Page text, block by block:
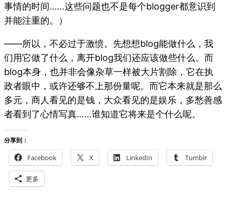
事情的时间……这些问题也不是每个blogger都意识到
并能注重的。）
——所以，不必过于激愤。先想想blog能做什么，我
们用它做了什么，离开blog我们还应该做些什么。而
blog本身，也并非会像杂草一样被大片割除，它在执
政者眼中，或许还够不上那份量呢。而它本来就是那么
多元，商人看见的是钱，大众看见的是娱乐，多愁善感
者看到了心情写真……谁知道它将来是个什么呢。
分享到：
Facebook X LinkedIn Tumblr
更多